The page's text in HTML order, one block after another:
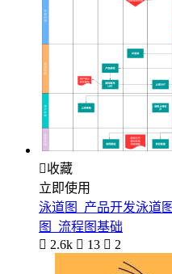
收藏
立即使用
泳道图_产品开发泳道
图_流程图基础
 2.6k  13  2